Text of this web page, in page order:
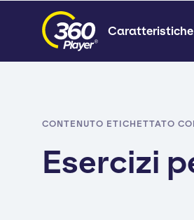
Caratteristiche
CONTENUTO ETICHETTATO
Esercizi